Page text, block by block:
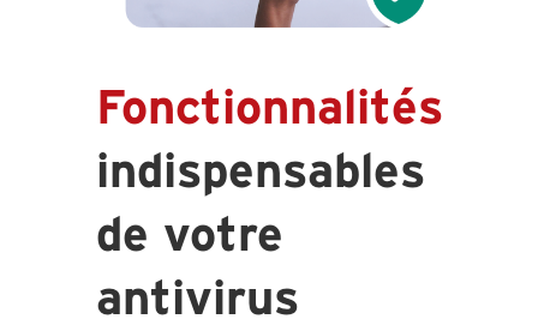
Fonctionnalités
indispensables
de votre
antivirus